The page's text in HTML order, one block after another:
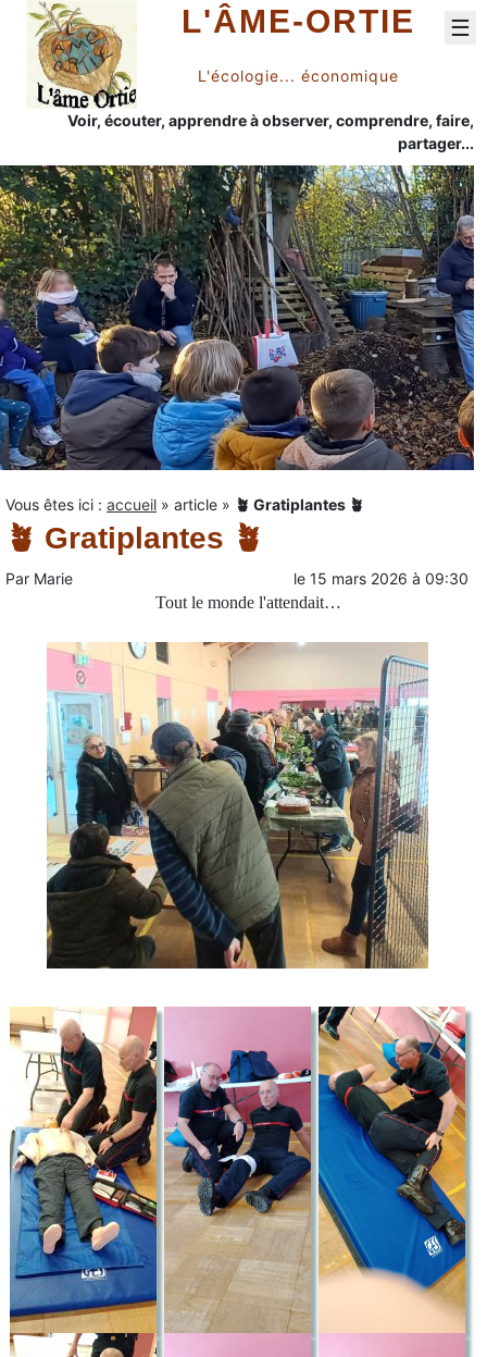
L'ÂME-ORTIE
L'écologie... économique
Voir, écouter, apprendre à observer, comprendre, faire,
partager...
☰
Vous êtes ici : accueil » article » 🪴 Gratiplantes 🪴
🪴 Gratiplantes 🪴
Par Marie le 15 mars 2026 à 09:30
Tout le monde l'attendait…